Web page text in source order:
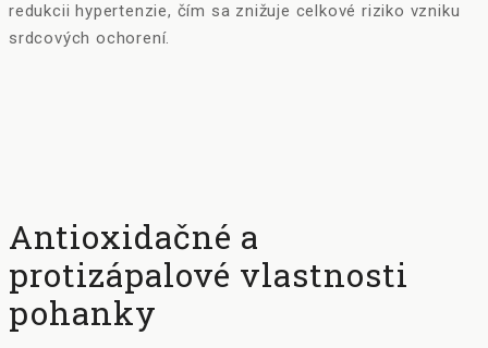
redukcii hypertenzie, čím sa znižuje celkové riziko vzniku
srdcových ochorení.
Antioxidačné a
protizápalové vlastnosti
pohanky